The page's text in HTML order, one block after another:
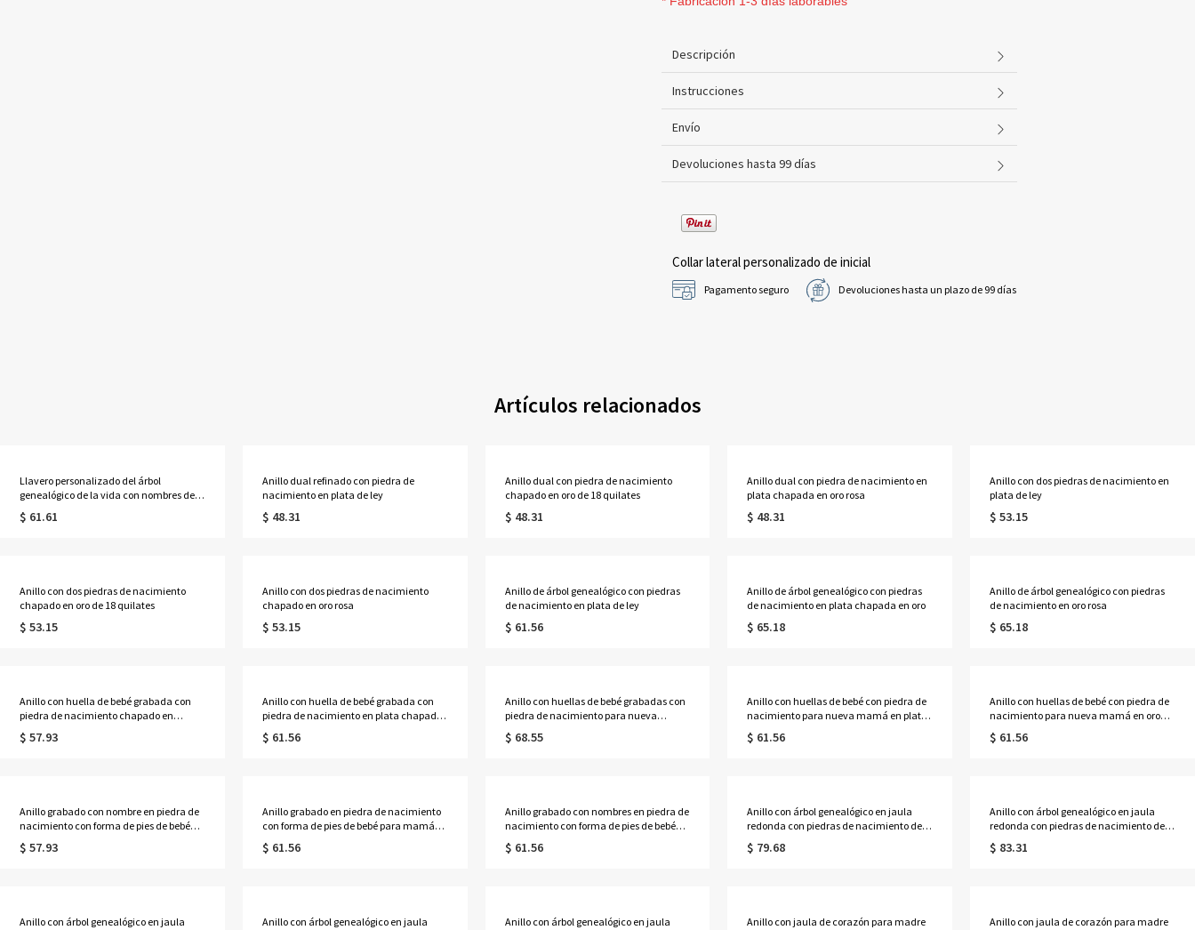
Descripción
Instrucciones
Envío
Devoluciones hasta 99 días
Collar lateral personalizado de inicial
Pagamento seguro Devoluciones hasta un plazo de 99 días
Artículos relacionados
Llavero personalizado del árbol
genealógico de la vida con nombres de 1
a 13 niños
$ 61.61
Anillo dual refinado con piedra de
nacimiento en plata de ley
$ 48.31
Anillo dual con piedra de nacimiento
chapado en oro de 18 quilates
$ 48.31
Anillo dual con piedra de nacimiento en
plata chapada en oro rosa
$ 48.31
Anillo con dos piedras de nacimiento en
plata de ley
$ 53.15
Anillo con dos piedras de nacimiento
chapado en oro de 18 quilates
$ 53.15
Anillo con dos piedras de nacimiento
chapado en oro rosa
$ 53.15
Anillo de árbol genealógico con piedras
de nacimiento en plata de ley
$ 61.56
Anillo de árbol genealógico con piedras
de nacimiento en plata chapada en oro
$ 65.18
Anillo de árbol genealógico con piedras
de nacimiento en oro rosa
$ 65.18
Anillo con huella de bebé grabada con
piedra de nacimiento chapado en
platino
$ 57.93
Anillo con huella de bebé grabada con
piedra de nacimiento en plata chapada
en oro
$ 61.56
Anillo con huellas de bebé grabadas con
piedra de nacimiento para nueva
mamá en plata
$ 68.55
Anillo con huellas de bebé con piedra de
nacimiento para nueva mamá en plata
chapada en oro
$ 61.56
Anillo con huellas de bebé con piedra de
nacimiento para nueva mamá en oro
rosa
$ 61.56
Anillo grabado con nombre en piedra de
nacimiento con forma de pies de bebé
para mamá bañado en platino
$ 57.93
Anillo grabado en piedra de nacimiento
con forma de pies de bebé para mamá
bañado en oro
$ 61.56
Anillo grabado con nombres en piedra de
nacimiento con forma de pies de bebé
para mamá en oro rosa
$ 61.56
Anillo con árbol genealógico en jaula
redonda con piedras de nacimiento de
corazón bañado en platino
$ 79.68
Anillo con árbol genealógico en jaula
redonda con piedras de nacimiento de
corazón en oro rosa
$ 83.31
Anillo con árbol genealógico en jaula
Anillo con árbol genealógico en jaula
Anillo con árbol genealógico en jaula
Anillo con jaula de corazón para madre
Anillo con jaula de corazón para madre